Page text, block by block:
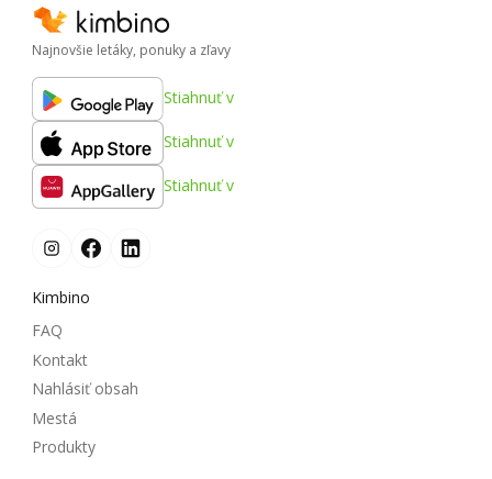
Najnovšie letáky, ponuky a zľavy
Stiahnuť v
Stiahnuť v
Stiahnuť v
Kimbino
FAQ
Kontakt
Nahlásiť obsah
Mestá
Produkty